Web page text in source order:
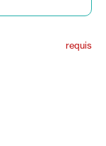
requis